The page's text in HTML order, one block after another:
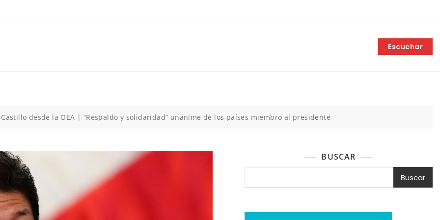
Escuchar
desde la OEA | “Respaldo y solidaridad” unánime de los países miembro al presidente
BUSCAR
Buscar